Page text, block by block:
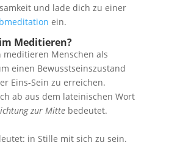
und lade dich zu einer
ein.
Meditieren?
meditieren Menschen als
einen Bewusstseinszustand
Eins-Sein zu erreichen.
ab aus dem lateinischen Wort
zur Mitte bedeutet.
in Stille mit sich zu sein.